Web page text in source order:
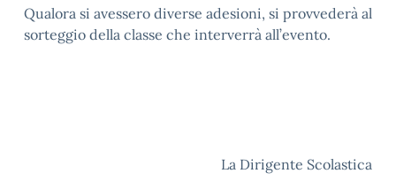
Qualora si avessero diverse adesioni, si provvederà al
sorteggio della classe che interverrà all’evento.
La Dirigente Scolastica